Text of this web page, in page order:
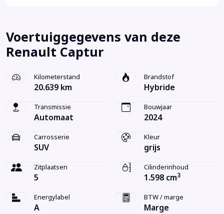
Voertuiggegevens van deze
Renault Captur
Kilometerstand
20.639 km
Brandstof
Hybride
Transmissie
Automaat
Bouwjaar
2024
Carrosserie
SUV
Kleur
grijs
Zitplaatsen
5
Cilinderinhoud
1.598 cm3
Energylabel
A
BTW / marge
Marge